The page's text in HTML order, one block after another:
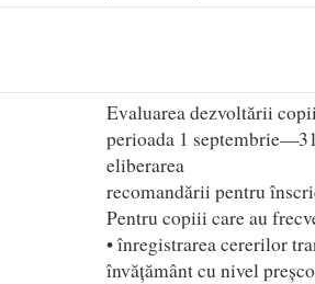
Evaluarea dezvoltării
perioada 1
eliberarea
recomandării pentru
Pentru copiii care au
• înregistrarea cererilor
învățământ cu nivel